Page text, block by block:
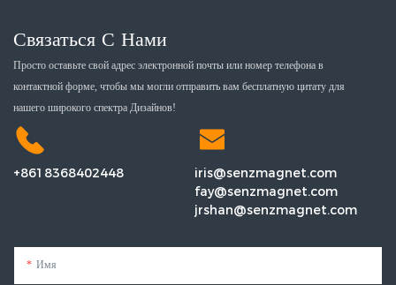
Связаться С Нами
Просто оставьте свой адрес электронной почты или номер телефона в
контактной форме, чтобы мы могли отправить вам бесплатную цитату для
нашего широкого спектра Дизайнов!
+8618368402448
iris@senzmagnet.com
fay@senzmagnet.com
jrshan@senzmagnet.com
Имя